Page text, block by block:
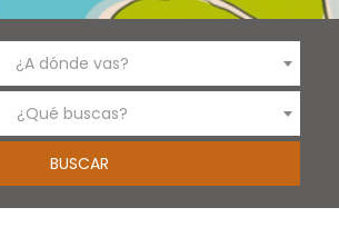
¿A dónde vas?
¿Qué buscas?